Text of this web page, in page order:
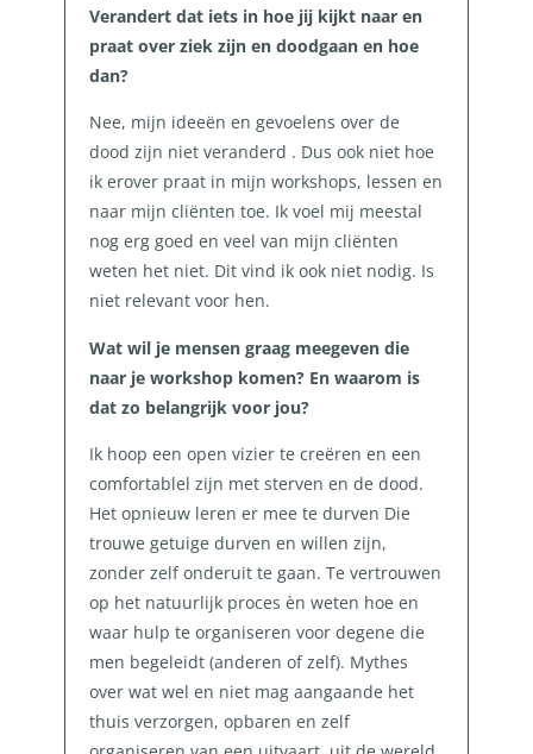
Verandert dat iets in hoe jij kijkt naar en
praat over ziek zijn en doodgaan en hoe
dan?
Nee, mijn ideeën en gevoelens over de
dood zijn niet veranderd . Dus ook niet hoe
ik erover praat in mijn workshops, lessen en
naar mijn cliënten toe. Ik voel mij meestal
nog erg goed en veel van mijn cliënten
weten het niet. Dit vind ik ook niet nodig. Is
niet relevant voor hen.
Wat wil je mensen graag meegeven die
naar je workshop komen? En waarom is
dat zo belangrijk voor jou?
Ik hoop een open vizier te creëren en een
comfortablel zijn met sterven en de dood.
Het opnieuw leren er mee te durven Die
trouwe getuige durven en willen zijn,
zonder zelf onderuit te gaan. Te vertrouwen
op het natuurlijk proces èn weten hoe en
waar hulp te organiseren voor degene die
men begeleidt (anderen of zelf). Mythes
over wat wel en niet mag aangaande het
thuis verzorgen, opbaren en zelf